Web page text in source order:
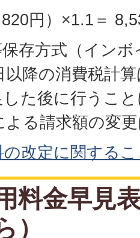
円）×1.1＝
存方式（インボ
以降の消費税計
た後に行うこ
よる請求額の変
の改定に関する
料金早見
）